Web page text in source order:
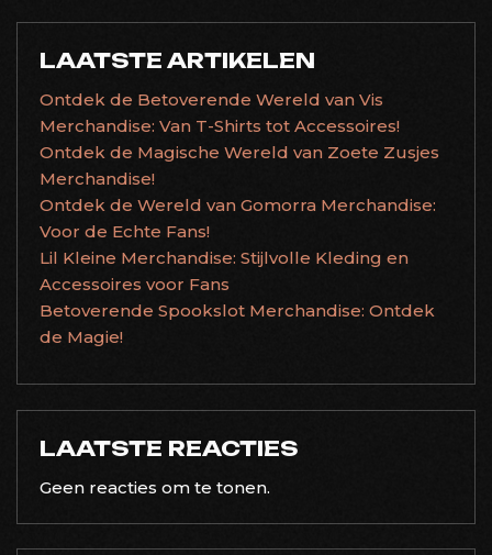
LAATSTE ARTIKELEN
Ontdek de Betoverende Wereld van Vis
Merchandise: Van T-Shirts tot Accessoires!
Ontdek de Magische Wereld van Zoete Zusjes
Merchandise!
Ontdek de Wereld van Gomorra Merchandise:
Voor de Echte Fans!
Lil Kleine Merchandise: Stijlvolle Kleding en
Accessoires voor Fans
Betoverende Spookslot Merchandise: Ontdek
de Magie!
LAATSTE REACTIES
Geen reacties om te tonen.